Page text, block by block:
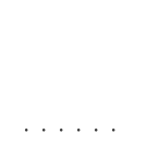
・・・・・・